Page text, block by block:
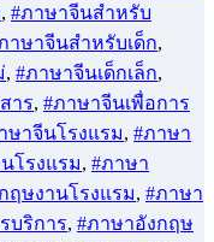
, #ภาษาจีนสำหรับ
าษาจีนสำหรับเด็ก,
, #ภาษาจีนเด็กเล็ก,
าร, #ภาษาจีนเพื่อการ
ษาจีนโรงแรม, #ภาษา
โรงแรม, #ภาษา
ฤษงานโรงแรม, #ภาษา
บริการ, #ภาษาอังกฤษ